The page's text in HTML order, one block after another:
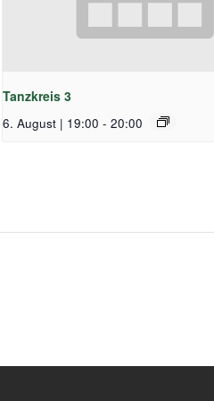
Tanzkreis 3
6. August | 19:00 - 20:00